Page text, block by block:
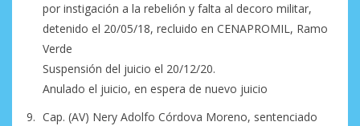
por instigación a la rebelión y falta al decoro militar,
detenido el 20/05/18, recluido en CENAPROMIL, Ramo
Verde
Suspensión del juicio el 20/12/20.
Anulado el juicio, en espera de nuevo juicio
Cap. (AV) Nery Adolfo Córdova Moreno, sentenciado